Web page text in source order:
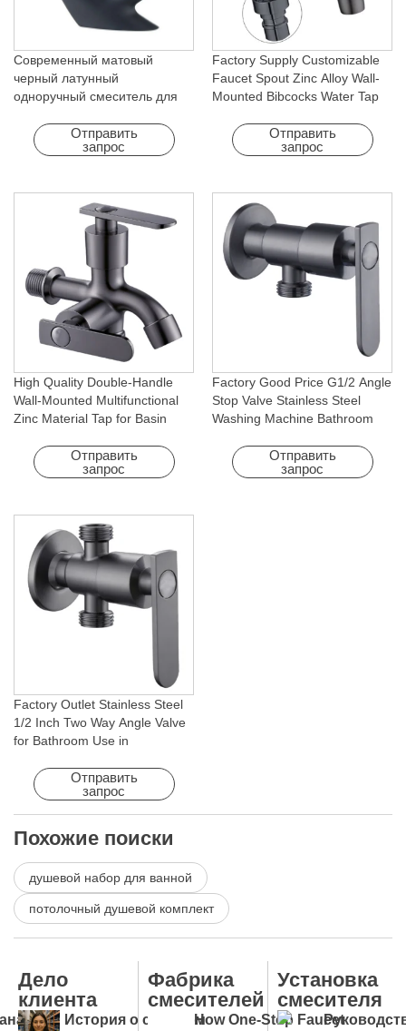
Современный матовый
черный латунный
одноручный смеситель для
горячим водопадом с
вращающейся функцией для
Отправить
запрос
Factory Supply Customizable
Faucet Spout Zinc Alloy Wall-
Mounted Bibcocks Water Tap
Отправить
запрос
High Quality Double-Handle
Wall-Mounted Multifunctional
Zinc Material Tap for Basin
Homes
Отправить
запрос
Factory Good Price G1/2 Angle
Stop Valve Stainless Steel
Washing Machine Bathroom
Apartments & Hotels
Отправить
запрос
Factory Outlet Stainless Steel
1/2 Inch Two Way Angle Valve
for Bathroom Use in
InstallationОтправить
запрос
Похожие поиски
душевой набор для ванной
потолочный душевой комплект
Дело
клиента
История о срочном
Фабрика
смесителей
How One-Stop Faucet
Установка
смесителя